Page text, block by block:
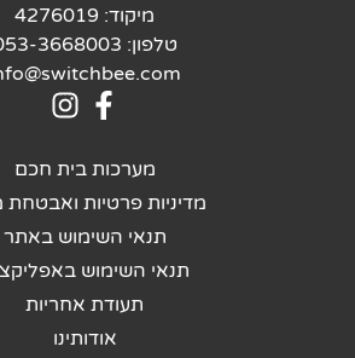
מיקוד: 4276019
טלפון: 053-3668003
מערכות בית חכם
מדיניות פרטיות ואבטחת
תנאי השימוש באתר
תנאי השימוש
תעודת אחריות
אודותינו